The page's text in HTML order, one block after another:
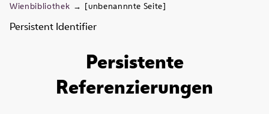
Wienbibliothek → [unbenannnte Seite]
Persistent Identifier
Persistente
Referenzierungen